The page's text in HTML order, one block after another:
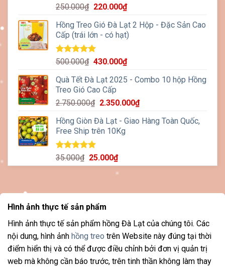
Được xếp
5.00
5 sao
250.000₫ Giá
là:
250.000₫.
220.000₫Giá
tại
là:
Hồng Treo Gió Đà Lạt 2 Hộp - Đặc Sản Cao
Cấp (trái lớn - có hạt)
Được xếp
5.00
5 sao
500.000₫ Giá
là:
500.000₫.
430.000₫Giá
tại
430.000₫.
Quà Tết Đà Lạt 2025 - Combo 10 hộp Hồng
Treo Gió Cao Cấp
2.750.000₫ Giá
là:
2.750.000₫.
2.350.000₫Giá
tại
Hồng Giòn Đà Lạt - Giao Hàng Toàn Quốc,
Free Ship trên 10Kg
Được xếp
hạng5.00
35.000₫ Giá
gốc
25.000₫Giá
hiện
Hình ảnh thực tế sản phẩm
Hình ảnh thực tế sản phẩm hồng Đà Lạt của chúng tôi. Các
nội dung, hình ảnh hồng treo trên Website này đúng tại thời
điểm hiển thị và có thể được điều chỉnh bởi đơn vị quản trị
web mà không cần báo trước, trên tinh thần không làm thay